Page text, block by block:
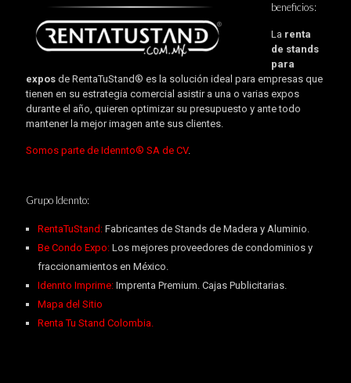
beneficios:
La renta
de stands
para
expos de RentaTuStand® es la solución ideal para empresas que
tienen en su estrategia comercial asistir a una o varias expos
durante el año, quieren optimizar su presupuesto y ante todo
mantener la mejor imagen ante sus clientes.
Somos parte de Idennto® SA de CV.
Grupo Idennto:
RentaTuStand:Fabricantes de Stands de Madera y Aluminio.
Be Condo Expo: Los mejores proveedores de condominios y
fraccionamientos en México.
Idennto Imprime:Imprenta Premium. Cajas Publicitarias.
Mapa del Sitio
Renta Tu Stand Colombia.